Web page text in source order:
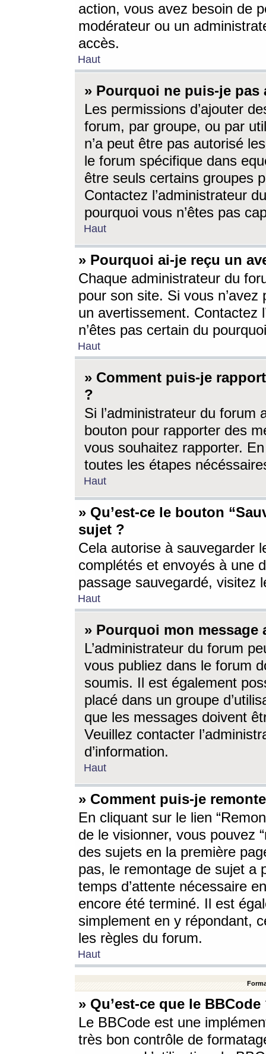
action, vous avez besoin de
modérateur ou un
accès.
Haut
» Pourquoi ne puis-je
Les permissions d’ajouter
forum, par groupe, ou par
n’a peut être pas autorisé
le forum spécifique dans
être seuls certains groupes
Contactez l’administrateur
pourquoi vous n’êtes pas
Haut
» Pourquoi ai-je reçu un
Chaque administrateur du
pour son site. Si vous
un avertissement. Contactez
n’êtes pas certain du
Haut
» Comment puis-je
?
Si l’administrateur du forum
bouton pour rapporter des
vous souhaitez rapporter.
toutes les étapes
Haut
» Qu’est-ce le bouton
sujet ?
Cela autorise à sauvegarder
complétés et envoyés à une
passage sauvegardé, visitez
Haut
» Pourquoi mon message
L’administrateur du forum
vous publiez dans le forum
soumis. Il est également
placé dans un groupe
que les messages doivent
Veuillez contacter
d’information.
Haut
» Comment puis-je
En cliquant sur le lien
de le visionner, vous pouvez
des sujets en la première
pas, le remontage de sujet a
temps d’attente nécessaire
encore été terminé. Il est
simplement en y répondant,
les règles du forum.
Haut
» Qu’est-ce que le BBCode
Le BBCode est une
très bon contrôle de